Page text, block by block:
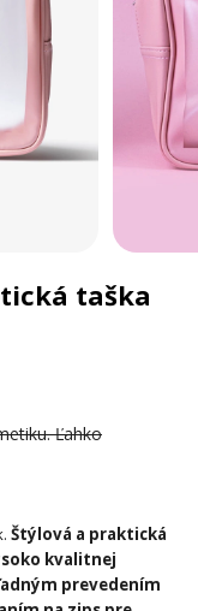
Ľahko
Štýlová a praktická
kvalitnej
prevedením
taška